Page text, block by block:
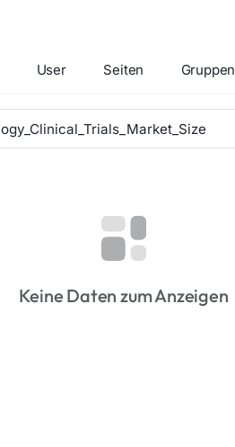
User Seiten Gruppen
Keine Daten zum Anzeigen